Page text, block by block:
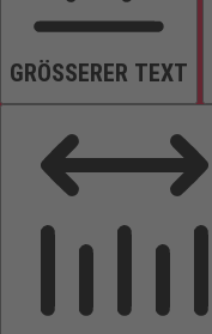
GRÖSSERER TEXT